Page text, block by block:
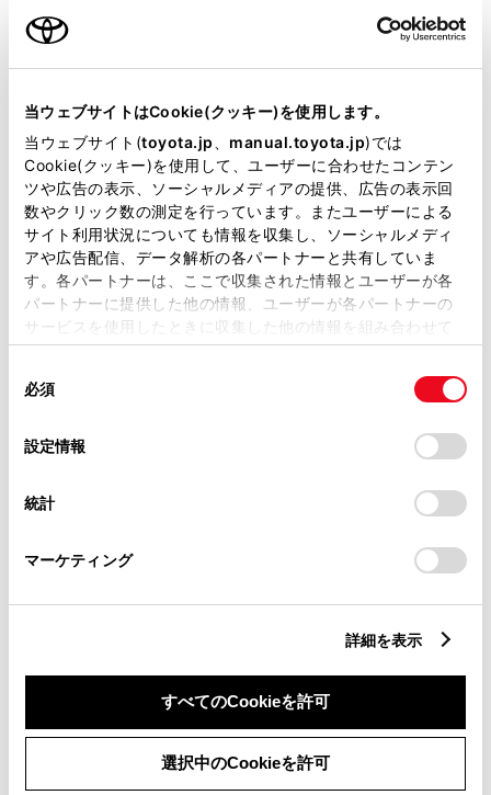
当ウェブサイトはCookie(クッキー)を使用します。
当ウェブサイト(toyota.jp manual.toyota.jp)では
Cookie(クッキー)を使用して、ユーザーに合わせたコンテン
ツや広告の表示、ソーシャルメディアの提供、広告の表示回
数やクリック数の測定を行っています。またユーザーによる
サイト利用状況についても情報を収集し、ソーシャルメディ
アや広告配信、データ解析の各パートナーと共有していま
す。各パートナーは、ここで収集された情報とユーザーが各
パートナーに提供した他の情報、ユーザーが各パートナーの
サービスを使用したときに収集した他の情報を組み合わせて
使用することがあります。当ウェブサイトの使用を続行する
デバイスにすべてのCookie(クッキー)が保存されることに同
意したことになります。Cookie(クッキー)のオプトアウト、
設定の変更、同意を撤回したりするにあたっては、当社の
「Cookie（クッキー）情報の取り扱いについて
」をご覧くだ
必須
設定情報
統計
マーケティング
詳細を表示
すべてのCookieを許可
選択中のCookieを許可
定休日
店舗の地図